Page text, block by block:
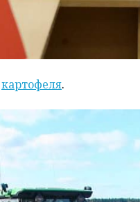
картофеля.